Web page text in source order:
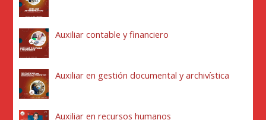
Auxiliar contable y financiero
Auxiliar en gestión documental y archivística
Auxiliar en recursos humanos